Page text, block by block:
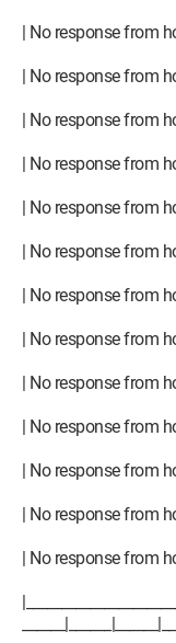
| No response from
| No response from
| No response from
| No response from
| No response from
| No response from
| No response from
| No response from
| No response from
| No response from
| No response from
| No response from
| No response from